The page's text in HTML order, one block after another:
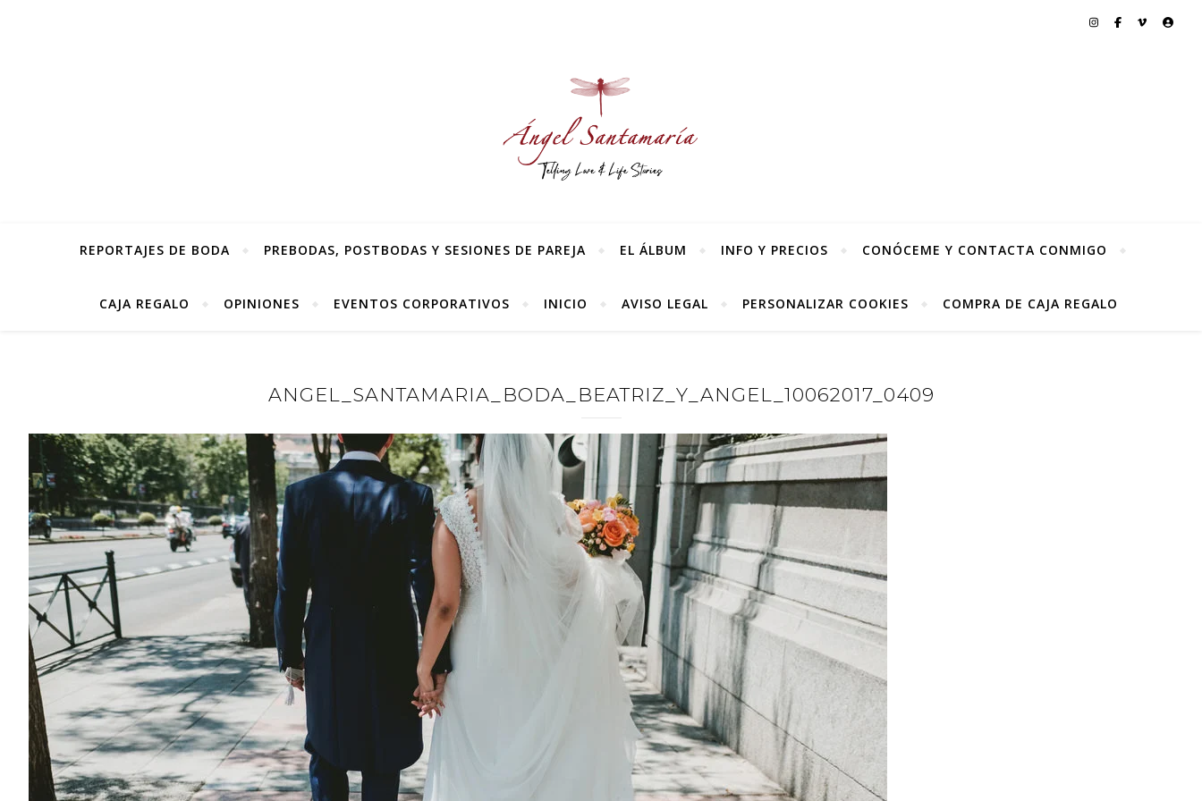
REPORTAJES DE BODA PREBODAS, POSTBODAS Y SESIONES DE PAREJA EL ÁLBUM INFO Y PRECIOS CONÓCEME Y CONTACTA CONMIGO
CAJA REGALO OPINIONES EVENTOS CORPORATIVOS INICIO AVISO LEGAL PERSONALIZAR COOKIES COMPRA DE CAJA REGALO
ANGEL_SANTAMARIA_BODA_BEATRIZ_Y_ANGEL_10062017_0409